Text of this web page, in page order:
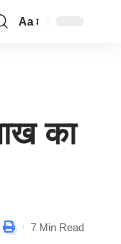
Aa
का
7 Min Read